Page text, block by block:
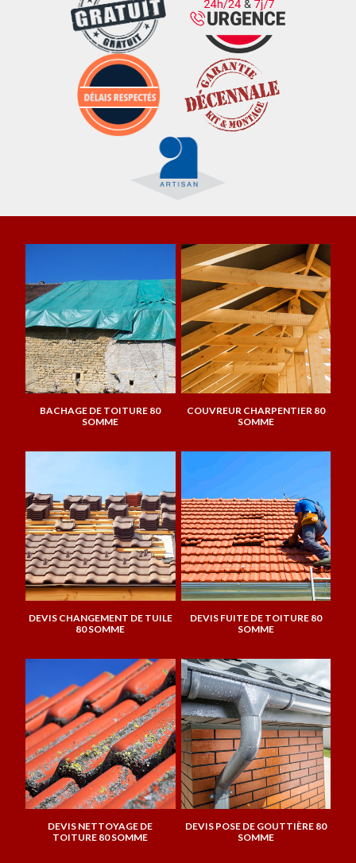
BACHAGE DE TOITURE 80
SOMME
COUVREUR CHARPENTIER 80
SOMME
DEVIS CHANGEMENT DE TUILE
80 SOMME
DEVIS FUITE DE TOITURE 80
SOMME
DEVIS NETTOYAGE DE
TOITURE 80 SOMME
DEVIS POSE DE GOUTTIÈRE 80
SOMME